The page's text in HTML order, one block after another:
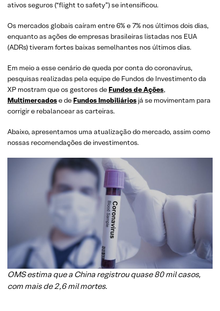
ativos seguros (“flight to safety”) se intensificou.
Os mercados globais caíram entre 6% e 7% nos últimos dois dias,
enquanto as ações de empresas brasileiras listadas nos EUA
(ADRs) tiveram fortes baixas semelhantes nos últimos dias.
Em meio a esse cenário de queda por conta do coronavírus,
pesquisas realizadas pela equipe de Fundos de Investimento da
XP mostram que os gestores de Fundos de Ações,
Multimercadose de Fundos Imobiliários já se movimentam para
corrigir e rebalancear as carteiras.
Abaixo, apresentamos uma atualização do mercado, assim como
nossas recomendações de investimentos.
OMS estima que a China registrou quase 80 mil casos,
com mais de 2,6 mil mortes.